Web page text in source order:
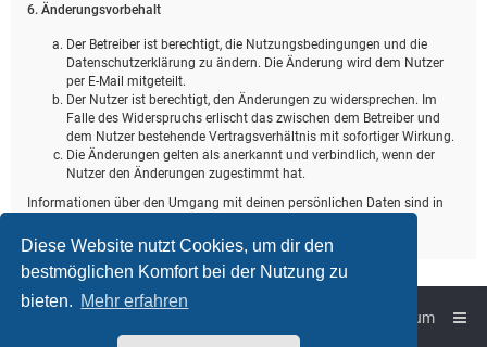
Diese Website nutzt Cookies, um dir den
bestmöglichen Komfort bei der Nutzung zu
bieten. Mehr erfahren
6. Änderungsvorbehalt
Der Betreiber ist berechtigt, die Nutzungsbedingungen und die
Datenschutzerklärung zu ändern. Die Änderung wird dem Nutzer
per E-Mail mitgeteilt.
Der Nutzer ist berechtigt, den Änderungen zu widersprechen. Im
Falle des Widerspruchs erlischt das zwischen dem Betreiber und
dem Nutzer bestehende Vertragsverhältnis mit sofortiger Wirkung.
Die Änderungen gelten als anerkannt und verbindlich, wenn der
Nutzer den Änderungen zugestimmt hat.
Informationen über den Umgang mit deinen persönlichen Daten sind in
Impressum